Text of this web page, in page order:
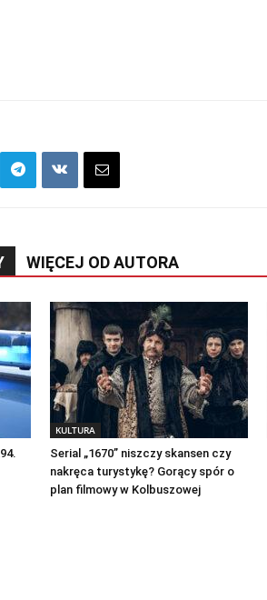
WIĘCEJ OD AUTORA
KULTURA
Serial „1670” niszczy skansen czy
nakręca turystykę? Gorący spór o
plan filmowy w Kolbuszowej